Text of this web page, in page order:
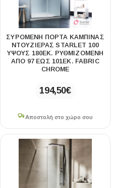
ΣΥΡΌΜΕΝΗ ΠΌΡΤΑ ΚΑΜΠΊΝΑΣ
ΝΤΟΥΖΙΈΡΑΣ STARLET 100
ΎΨΟΥΣ 180ΕΚ. ΡΥΘΜΙΖΌΜΕΝΗ
ΑΠΌ 97 ΈΩΣ 101ΕΚ. FABRIC
CHROME
194,50€
Αποστολή στο χώρο σου